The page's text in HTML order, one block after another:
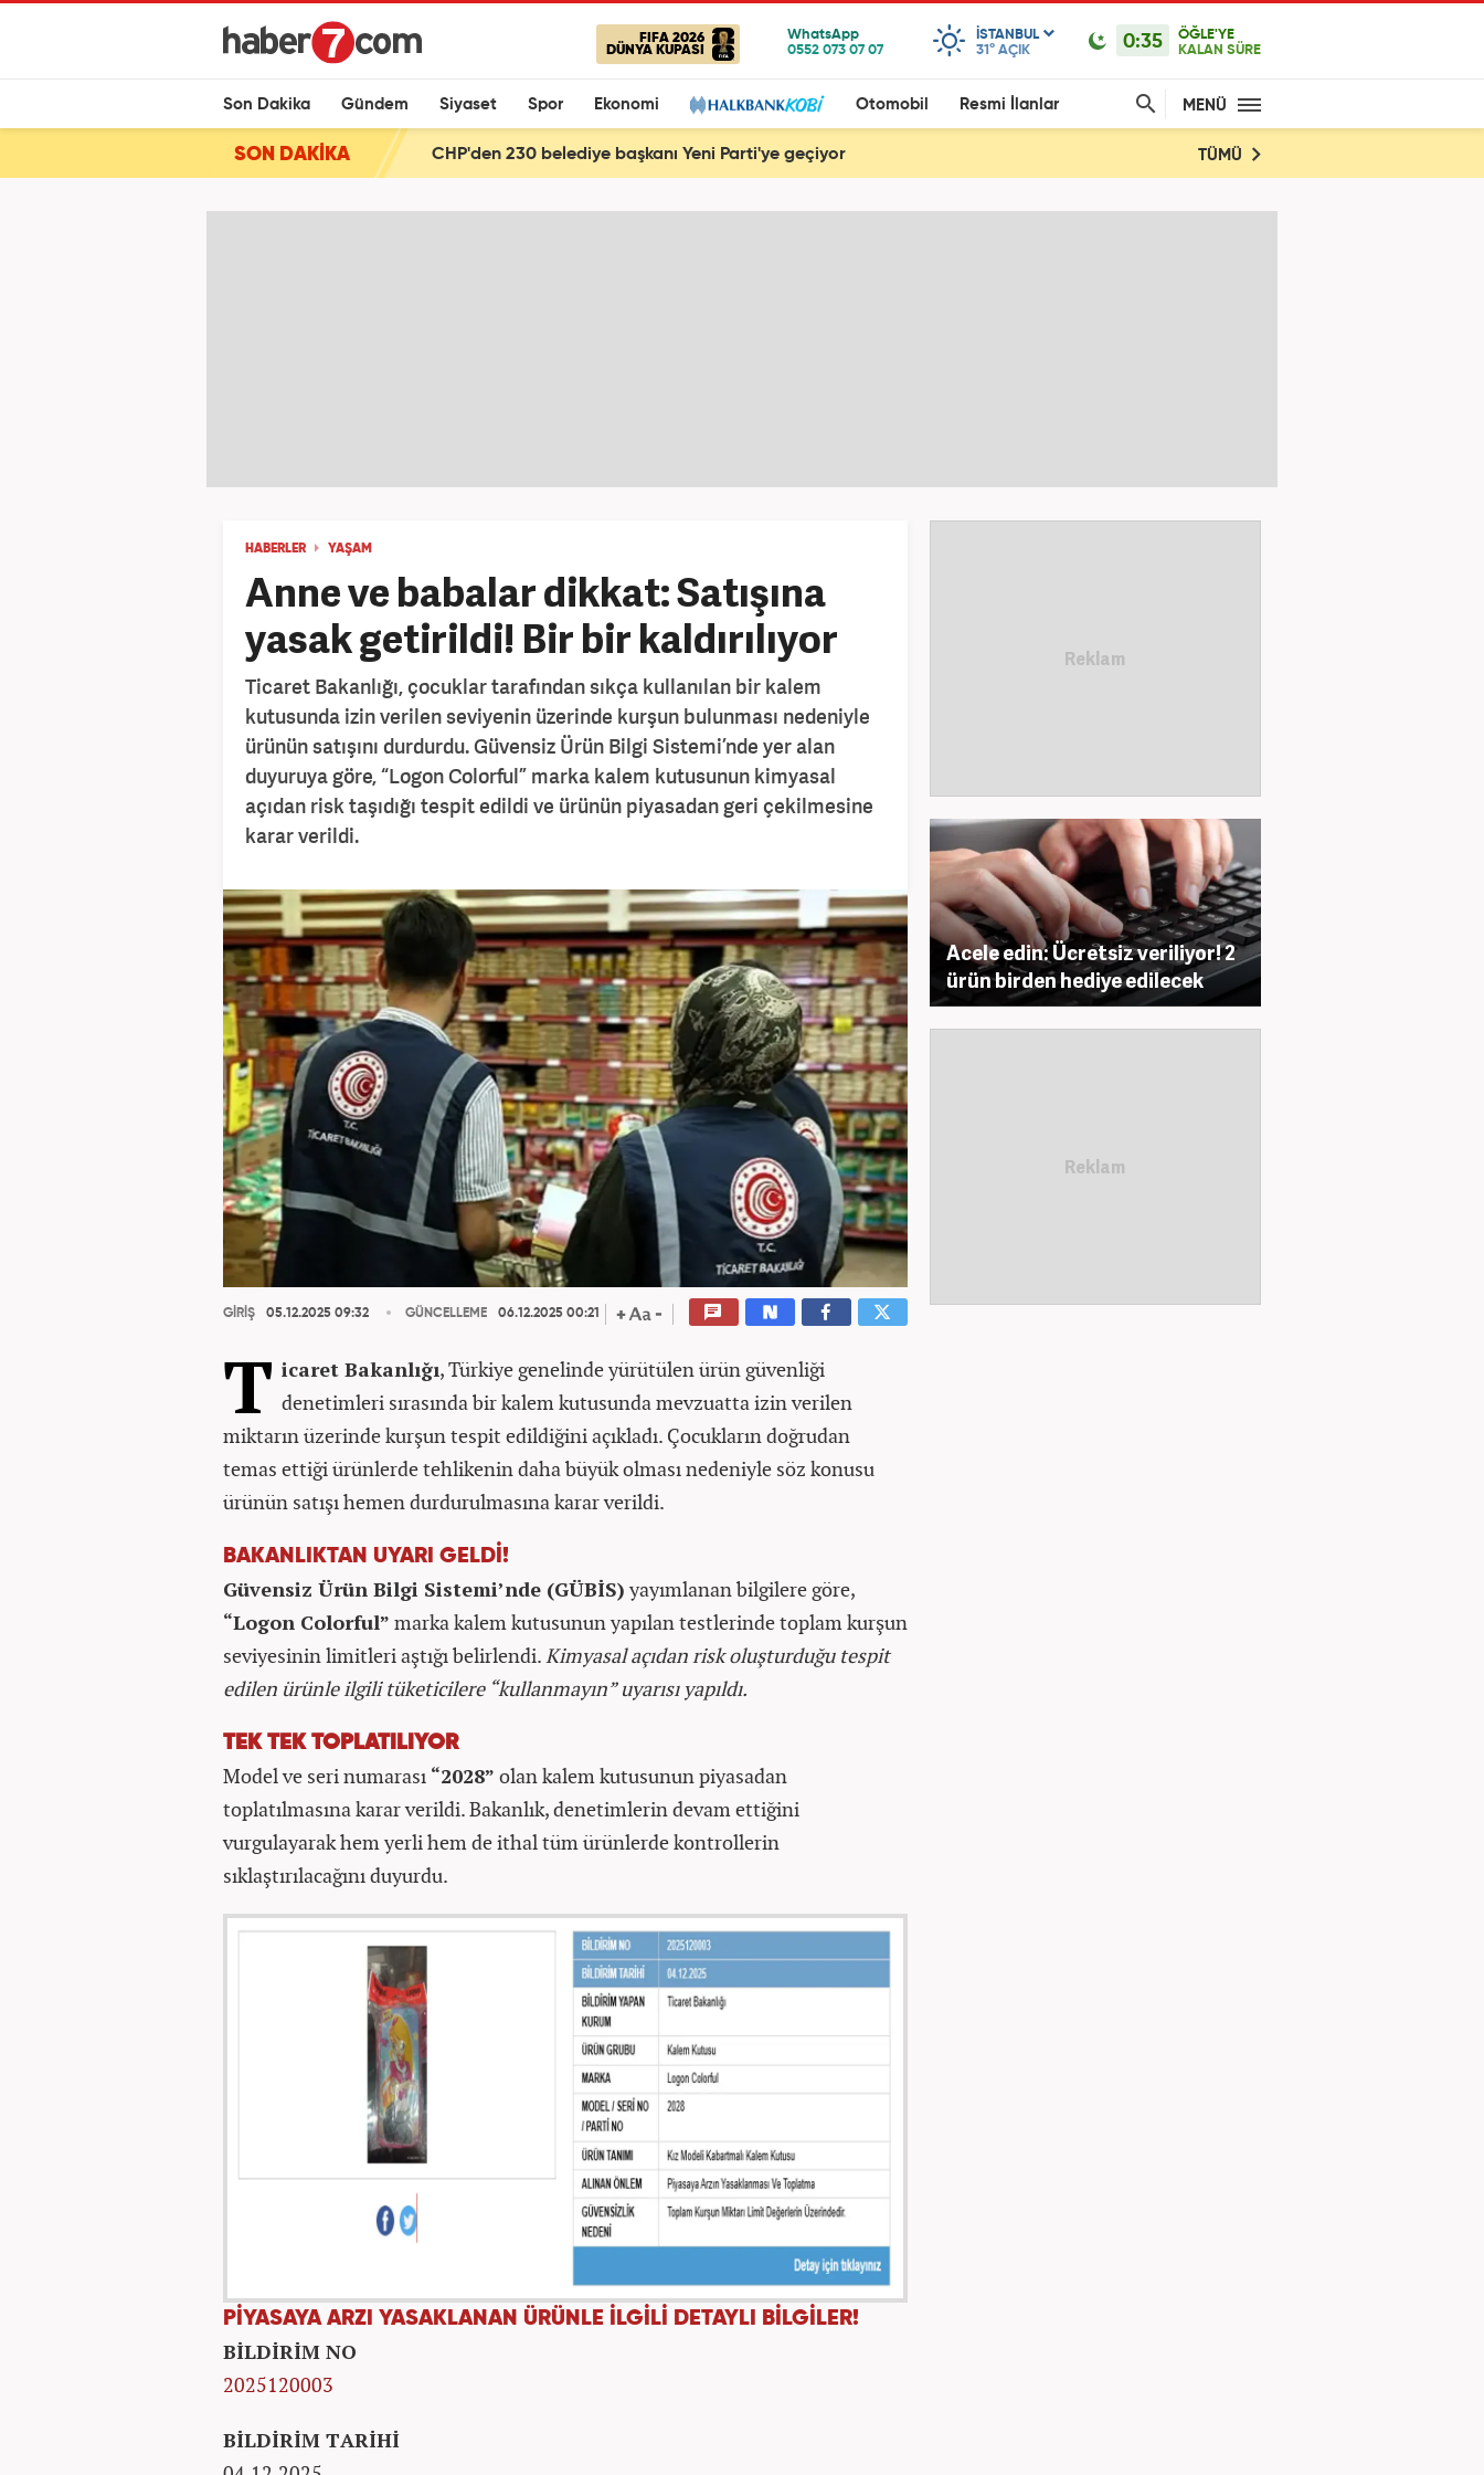
FIFA 2026
DÜNYA KUPASI
ISTANBUL
31° AÇIK 0:35
ÖĞLE'YE
KALAN SÜRE
Son Dakika Gündem Siyaset Spor Ekonomi Otomobil Resmi İlanlar MENÜ
SON DAKİKA CHP'den 230 belediye başkanı Yeni Parti'ye geçiyor TÜMÜ
HABERLER YAŞAM
Anne ve babalar dikkat: Satışına
yasak getirildi! Bir bir kaldırılıyor
Ticaret Bakanlığı, çocuklar tarafından sıkça kullanılan bir kalem
kutusunda izin verilen seviyenin üzerinde kurşun bulunması nedeniyle
ürünün satışını durdurdu. Güvensiz Ürün Bilgi Sistemi’nde yer alan
duyuruya göre, “Logon Colorful” marka kalem kutusunun kimyasal
açıdan risk taşıdığı tespit edildi ve ürünün piyasadan geri çekilmesine
karar verildi.
GİRİŞ 05.12.2025 09:32 GÜNCELLEME 06.12.2025 00:21
T icaret Bakanlığı, Türkiye genelinde yürütülen ürün güvenliği
denetimleri sırasında bir kalem kutusunda mevzuatta izin verilen
miktarın üzerinde kurşun tespit edildiğini açıkladı. Çocukların doğrudan
temas ettiği ürünlerde tehlikenin daha büyük olması nedeniyle söz konusu
ürünün satışı hemen durdurulmasına karar verildi.
BAKANLIKTAN UYARI GELDİ!
Güvensiz Ürün Bilgi Sistemi’nde (GÜBİS) yayımlanan bilgilere göre,
“Logon Colorful” marka kalem kutusunun yapılan testlerinde toplam kurşun
seviyesinin limitleri aştığı belirlendi.Kimyasal açıdan risk oluşturduğu tespit
edilen ürünle ilgili tüketicilere “kullanmayın” uyarısı yapıldı.
TEK TEK TOPLATILIYOR
Model ve seri numarası “2028” olan kalem kutusunun piyasadan
toplatılmasına karar verildi. Bakanlık, denetimlerin devam ettiğini
vurgulayarak hem yerli hem de ithal tüm ürünlerde kontrollerin
sıklaştırılacağını duyurdu.
PİYASAYA ARZI YASAKLANAN ÜRÜNLE İLGİLİ DETAYLI BİLGİLER!
BİLDİRİM NO
2025120003
BİLDİRİM TARİHİ
Acele edin: Ücretsiz veriliyor! 2
ürün birden hediye edilecek